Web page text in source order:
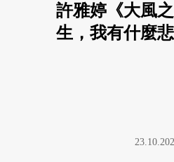
許雅婷《大風
生，我有什麼